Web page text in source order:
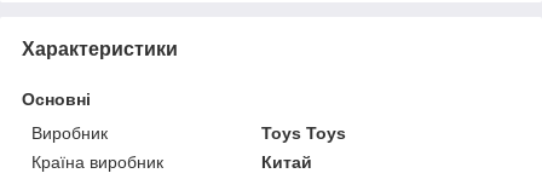
Характеристики
Основні
Виробник
Toys Toys
Країна виробник
Китай